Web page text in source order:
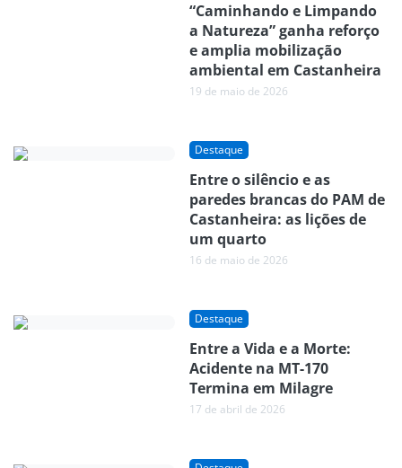
“Caminhando e Limpando
a Natureza” ganha reforço
e amplia mobilização
ambiental em Castanheira
19 de maio de 2026
Destaque
Entre o silêncio e as
paredes brancas do PAM de
Castanheira: as lições de
um quarto
16 de maio de 2026
Destaque
Entre a Vida e a Morte:
Acidente na MT-170
Termina em Milagre
17 de abril de 2026